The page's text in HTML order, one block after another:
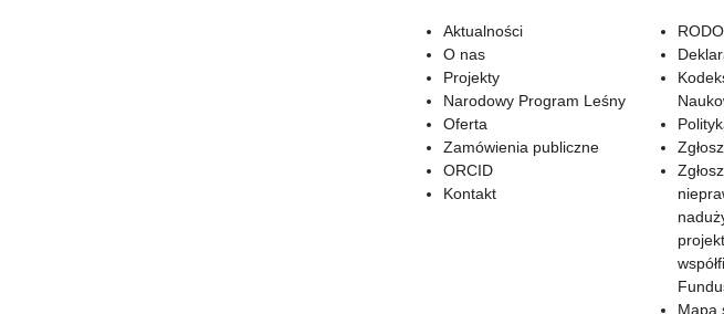
Aktualności
O nas
Projekty
Narodowy Program Leśny
Oferta
Zamówienia publiczne
ORCID
Kontakt
RODO
Mapa